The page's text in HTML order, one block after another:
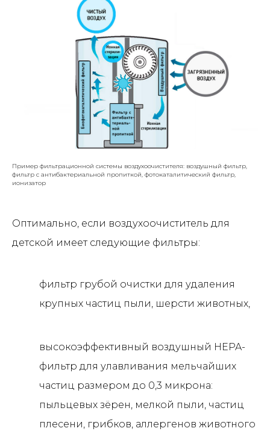
Пример фильтрационной системы воздухоочистителя: воздушный фильтр,
фильтр с антибактериальной пропиткой, фотокаталитический фильтр,
ионизатор
Оптимально, если воздухоочиститель для
детской имеет следующие фильтры:
фильтр грубой очистки для удаления
крупных частиц пыли, шерсти животных,
высокоэффективный воздушный HEPA-
фильтр для улавливания мельчайших
частиц размером до 0,3 микрона:
пыльцевых зёрен, мелкой пыли, частиц
плесени, грибков, аллергенов животного